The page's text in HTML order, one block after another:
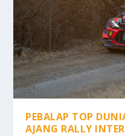
PEBALAP TOP
AJANG RALLY